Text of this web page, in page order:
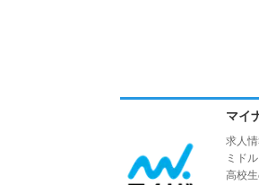
マイ
求人
ミド
高校